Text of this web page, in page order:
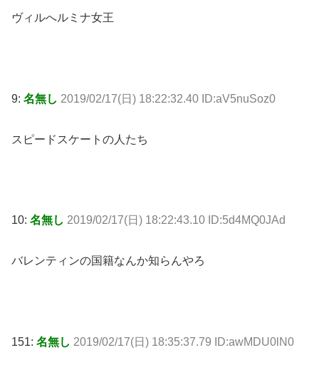
ヴィルへルミナ女王
9: 名無し 2019/02/17(日) 18:22:32.40 ID:aV5nuSoz0
スピードスケートの人たち
10: 名無し 2019/02/17(日) 18:22:43.10 ID:5d4MQ0JAd
バレンティンの国籍なんか知らんやろ
151: 名無し 2019/02/17(日) 18:35:37.79 ID:awMDU0lN0